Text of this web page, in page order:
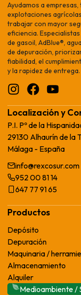
Ayudamos a empresas,
explotaciones
trabajar con mayor
eficiencia.
de gasoil, AdBlue®,
de depuración,
fiabilidad, el
y la rapidez de entrega.
Localización y
P.I. Pº de la
29130 Alhaurín de la
Málaga - España
info@rexcosur.com
952 00 81 14
647 77 91 65
Productos
Depósito
Depuración
Maquinaria /
Almacenamiento
Alquiler
Medioambiente /